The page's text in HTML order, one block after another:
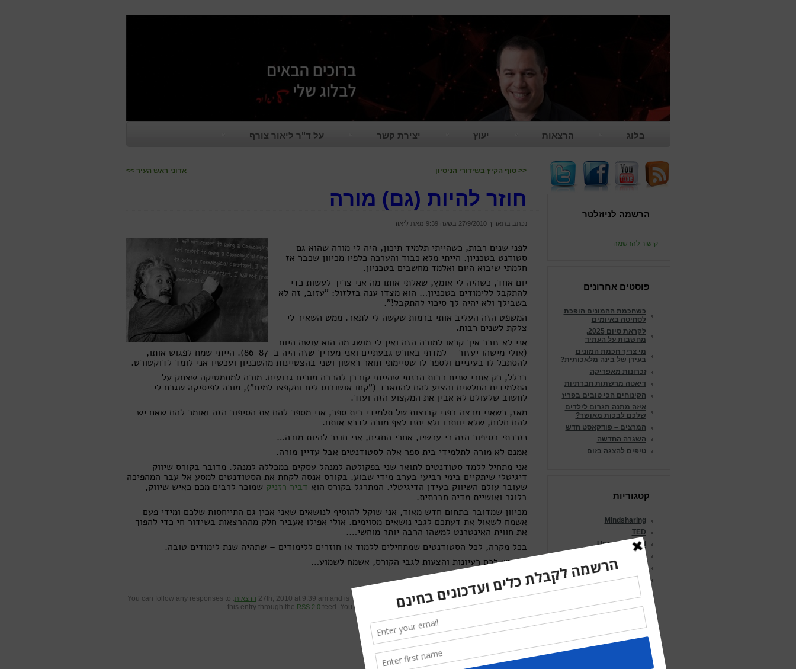
בלוג הרצאות יעוץ יצירת קשר על ד"ר ליאור צורף
משוב להרצאה
הרשמה לניוזלטר
קישור להרשמה
פוסטים אחרונים
כשחכמת ההמונים הופכת
לסחיטה באיומים
לקראת סיום 2025,
מחשבות על העתיד
מי צריך חכמת המונים
בעידן של בינה מלאכותית?
זכרונות מאפריקה
דיאטה מרשתות חברתיות
הקינוחים הכי טובים בפריז
איזה מתנה תגרום לילדים
שלכם לבכות מאושר?
המרצים – פודקאסט חדש
השגרה החדשה
טיפים להצגה בזום
קטגוריות
Mindsharing
TED
Uncategorized
אורי
באה לי מחשבה
הרצאות
חכמת ההמונים
יש לי חלום
מאיה
שונות
שידורי הניסיון של יוסי
<<סוף הקיץ בשידורי הניסיון אדוני ראש העיר >>
חוזר להיות (גם) מורה
נכתב בתאריך 27/9/2010 בשעה 9:39 מאת ליאור
לפני שנים רבות, כשהייתי תלמיד תיכון, היה לי מורה שהוא גם
סטודנט בטכניון. הייתי מלא כבוד והערכה כלפיו מכיוון שכבר אז
חלמתי שיבוא היום ואלמד מחשבים בטכניון.
יום אחד, כשהיה לי אומץ, שאלתי אותו מה אני צריך לעשות כדי
להתקבל ללימודים בטכניון… הוא מצדו ענה בזלזול: "עזוב, זה לא
בשבילך ולא יהיה לך סיכוי להתקבל!".
המשפט הזה העליב אותי ברמות שקשה לי לתאר. ממש השאיר לי
צלקת לשנים רבות.
אני לא זוכר איך קראו למורה הזה ואין לי מושג מה הוא עושה היום
(אולי מישהו יעזור – למדתי באורט גבעתיים ואני מעריך שזה היה ב-86-87). הייתי שמח לפגוש אותו,
להסתכל לו בעיניים ולספר לו שסיימתי תואר ראשון ושני בהצטיינות מהטכניון ועכשיו אני לומד לדוקטורט.
בכלל, רק אחרי שנים רבות הבנתי שהייתי קורבן להרבה מורים גרועים. מורה למתמטיקה שצחק על
התלמידים החלשים והציע להם להתאבד ("קחו אוטובוס לים ותקפצו למים"), מורה לפיסיקה שגרם לי
לחשוב שלעולם לא אבין את המקצוע הזה ועוד.
מאז, כשאני מרצה בפני קבוצות של תלמידי בית ספר, אני מספר להם את הסיפור הזה ואומר להם שאם יש
להם חלום, שלא יוותרו ולא יתנו לאף מורה לדכא אותם.
נזכרתי בסיפור הזה כי עכשיו, אחרי החגים, אני חוזר להיות מורה…
אמנם לא מורה לתלמידי בית ספר אלה לסטודנטים אבל עדיין מורה.
אני מתחיל ללמד סטודנטים לתואר שני בפקולטה למנהל עסקים במכללה למנהל. מדובר בקורס שיווק
דיגיטלי שיתקיים בימי רביעי בערב מידי שבוע. בקורס אנסה לקחת את הסטודנטים למסע אל עבר המהפיכה
שעובר עולם השיווק בעידן הדיגיטלי. המתרגל בקורס הוא דביר רזניק שמוכר לרבים מכם כאיש שיווק,
בלוגר ואושיית מדיה חברתית.
מכיוון שמדובר בתחום חדש מאוד, אני שוקל להוסיף לנושאים שאני אכין גם התייחסות שלכם ומידי פעם
אשמח לשאול את דעתכם לגבי נושאים מסוימים. אולי אפילו אעביר חלק מההרצאות בשידור חי כדי להפוך
את חווית האינטרנט למשהו הרבה יותר מוחשי….
בכל מקרה, לכל הסטודנטים שמתחילים ללמוד או חוזרים ללימודים – שתהיה שנת לימודים טובה.
ואם יש לכם רעיונות והצעות לגבי הקורס, אשמח לשמוע…
This entry was posted on יום שני, ספטמבר 27th, 2010 at 9:39 am and is filed under הרצאות . You can follow any responses to
this entry through the RSS 2.0feed. You can leave a response , or trackbackfrom your own site.